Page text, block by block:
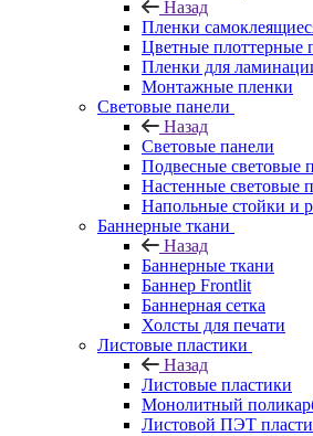
Назад
Пленки
Цветные плоттерные
Пленки для
Монтажные пленки
Световые панели
Назад
Световые панели
Подвесные световые
Настенные световые
Напольные стойки и
Баннерные ткани
Назад
Баннерные ткани
Баннер Frontlit
Баннерная сетка
Холсты для печати
Листовые пластики
Назад
Листовые пластики
Монолитный
Листовой ПЭТ